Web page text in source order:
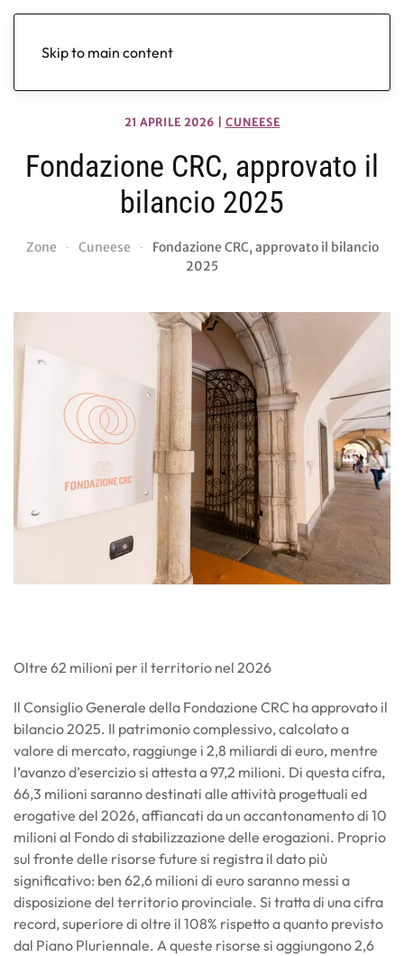
Skip to main content
21 APRILE 2026 CUNEESE
Fondazione CRC, approvato il
bilancio 2025
Zone Cuneese
Fondazione CRC, approvato il bilancio
2025
Oltre 62 milioni per il territorio nel 2026
Il Consiglio Generale della Fondazione CRC ha approvato il
bilancio 2025. Il patrimonio complessivo, calcolato a
valore di mercato, raggiunge i 2,8 miliardi di euro, mentre
l’avanzo d’esercizio si attesta a 97,2 milioni. Di questa cifra,
66,3 milioni saranno destinati alle attività progettuali ed
erogative del 2026, affiancati da un accantonamento di 10
milioni al Fondo di stabilizzazione delle erogazioni. Proprio
sul fronte delle risorse future si registra il dato più
significativo: ben 62,6 milioni di euro saranno messi a
disposizione del territorio provinciale. Si tratta di una cifra
record, superiore di oltre il 108% rispetto a quanto previsto
dal Piano Pluriennale. A queste risorse si aggiungono 2,6